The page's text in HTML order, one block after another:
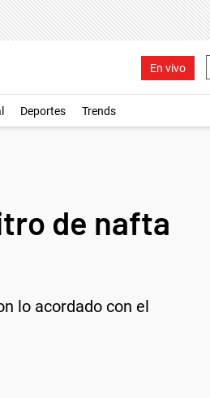
En vivo
Deportes Trends
de nafta
lo acordado con el